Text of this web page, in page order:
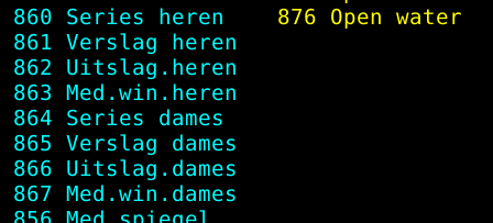
860 Series heren 876 Open
861 Verslag
862
863
864 Series
865 Verslag
866
867